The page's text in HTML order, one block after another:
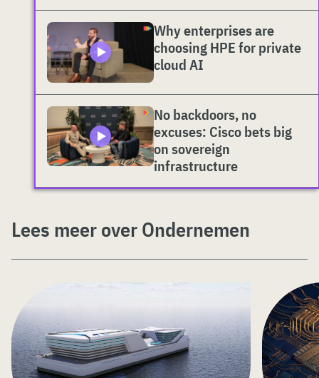
Why enterprises are
choosing HPE for private
cloud AI
No backdoors, no
excuses: Cisco bets big
on sovereign
infrastructure
Lees meer over Ondernemen